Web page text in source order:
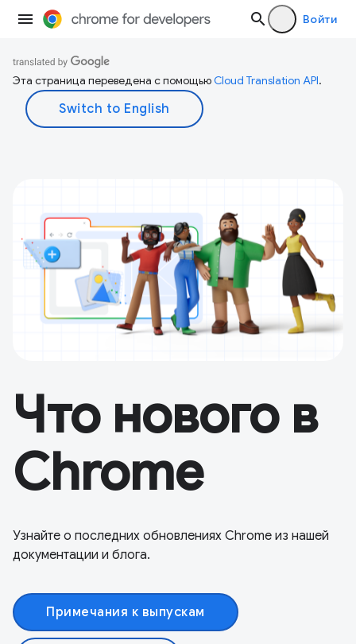
Войти
Эта страница переведена с помощьюCloud Translation API.
Что нового в
Chrome
Узнайте о последних обновлениях Chrome из нашей
документации и блога.
Примечания к выпускам